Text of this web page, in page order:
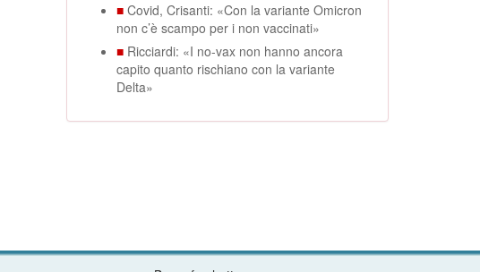
■ Covid, Crisanti: «Con la variante Omicron
non c’è scampo per i non vaccinati»
■ Ricciardi: «I no-vax non hanno ancora
capito quanto rischiano con la variante
Delta»